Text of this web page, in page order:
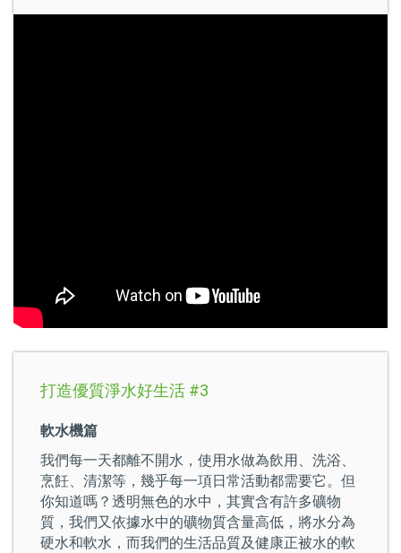
打造優質淨水好生活 #3
軟水機篇
我們每一天都離不開水，使用水做為飲用、洗浴、
烹飪、清潔等，幾乎每一項日常活動都需要它。但
你知道嗎？透明無色的水中，其實含有許多礦物
質，我們又依據水中的礦物質含量高低，將水分為
硬水和軟水，而我們的生活品質及健康正被水的軟